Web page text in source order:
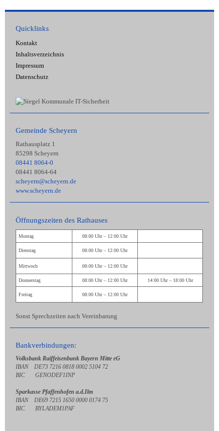
Quicklinks
Kontakt
Inhaltsverzeichnis
Impressum
Datenschutz
Gemeinde Scheyern
Rathausplatz 1
85298 Scheyern
08441 8064-0
08441 8064-64
scheyern@scheyern.de
www.scheyern.de
Öffnungszeiten des Rathauses
Montag 08:00 Uhr – 12:00 Uhr
Dienstag 08:00 Uhr – 12:00 Uhr
Mittwoch 08:00 Uhr – 12:00 Uhr
Donnerstag 08:00 Uhr – 12:00 Uhr 14:00 Uhr – 18:00 Uhr
Freitag 08:00 Uhr – 12:00 Uhr
Sonst Sprechzeiten nach Vereinbarung
Bankverbindungen:
Volksbank Raiffeisenbank Bayern Mitte eG
IBAN DE73 7216 0818 0002 5104 72
BIC GENODEF1INP
Sparkasse Pfaffenhofen a.d.Ilm
IBAN DE69 7215 1650 0000 0174 75
BIC BYLADEM1PAF